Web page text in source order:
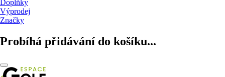
Doplňky
Výprodej
Značky
Probíhá přidávání do košíku...